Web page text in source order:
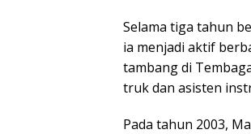
Selama tiga tahun
ia menjadi aktif
tambang di
truk dan asisten
Pada tahun 2003,